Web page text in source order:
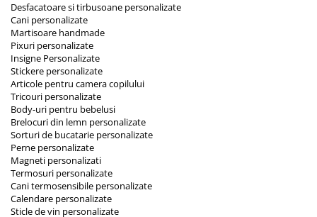
Desfacatoare si tirbusoane personalizate
Cani personalizate
Martisoare handmade
Pixuri personalizate
Insigne Personalizate
Stickere personalizate
Articole pentru camera copilului
Tricouri personalizate
Body-uri pentru bebelusi
Brelocuri din lemn personalizate
Sorturi de bucatarie personalizate
Perne personalizate
Magneti personalizati
Termosuri personalizate
Cani termosensibile personalizate
Calendare personalizate
Sticle de vin personalizate